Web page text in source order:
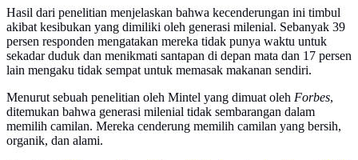
Hasil dari penelitian menjelaskan bahwa kecenderungan ini timbul
akibat kesibukan yang dimiliki oleh generasi milenial. Sebanyak 39
persen responden mengatakan mereka tidak punya waktu untuk
sekadar duduk dan menikmati santapan di depan mata dan 17 persen
lain mengaku tidak sempat untuk memasak makanan sendiri.
Menurut sebuah penelitian oleh Mintel yang dimuat oleh Forbes,
ditemukan bahwa generasi milenial tidak sembarangan dalam
memilih camilan. Mereka cenderung memilih camilan yang bersih,
organik, dan alami.